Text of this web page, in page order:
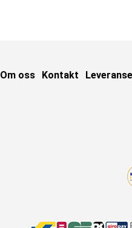
Om oss
Kontakt Leveranse